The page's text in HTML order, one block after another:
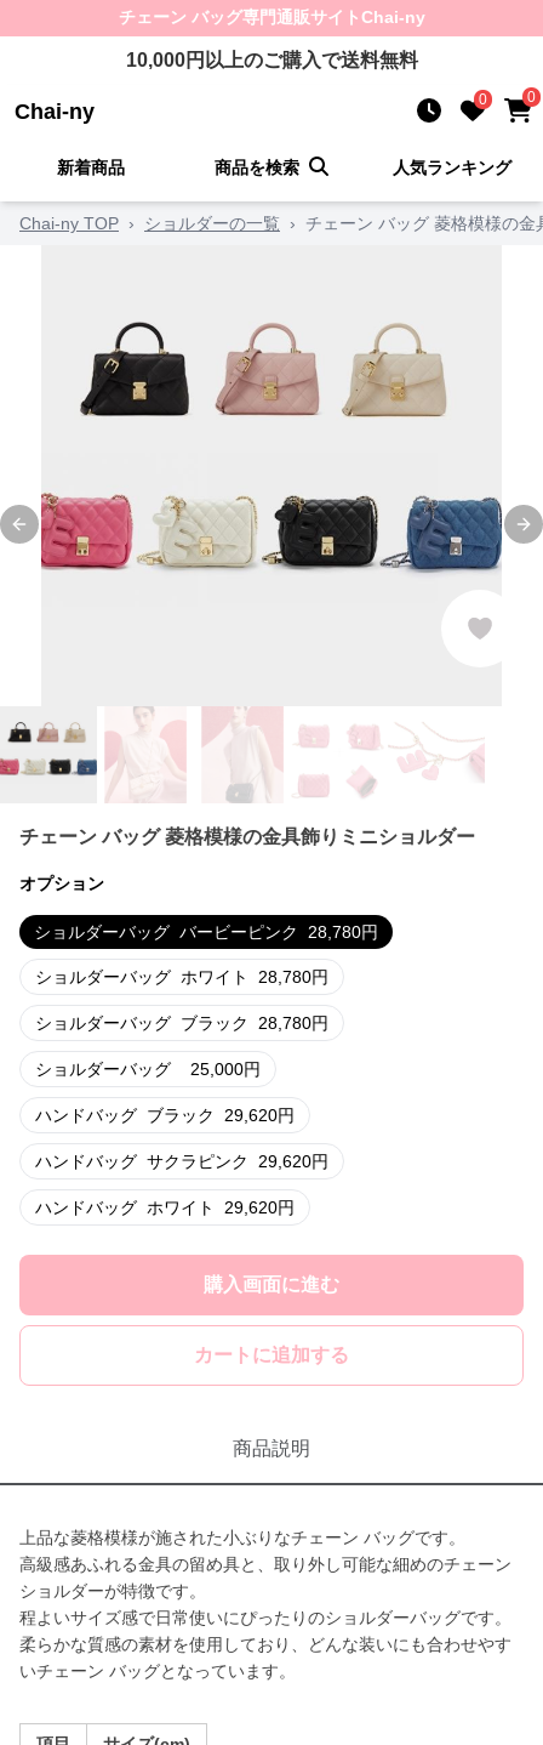
チェーン バッグ専門通販サイトChai-ny
10,000円以上のご購入で送料無料
Chai-ny 0 0
新着商品 商品を検索 人気ランキング
Chai-ny TOP › ショルダーの一覧 › チェーン バッグ 菱格模様の
Previous slide
チェーン バッグ 菱格模様の金具飾りミニショルダー
オプション
ショルダーバッグ バービーピンク 28,780円
ショルダーバッグ ホワイト 28,780円
ショルダーバッグ ブラック 28,780円
ショルダーバッグ 25,000円
ハンドバッグ ブラック 29,620円
ハンドバッグ サクラピンク 29,620円
ハンドバッグ ホワイト 29,620円
購入画面に進む
カートに追加する
商品説明
上品な菱格模様が施された小ぶりなチェーン バッグです。
高級感あふれる金具の留め具と、取り外し可能な細めのチェーン
ショルダーが特徴です。
程よいサイズ感で日常使いにぴったりのショルダーバッグです。
柔らかな質感の素材を使用しており、どんな装いにも合わせやす
いチェーン バッグとなっています。